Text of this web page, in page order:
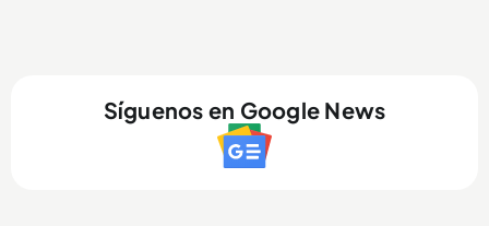
Síguenos en Google News